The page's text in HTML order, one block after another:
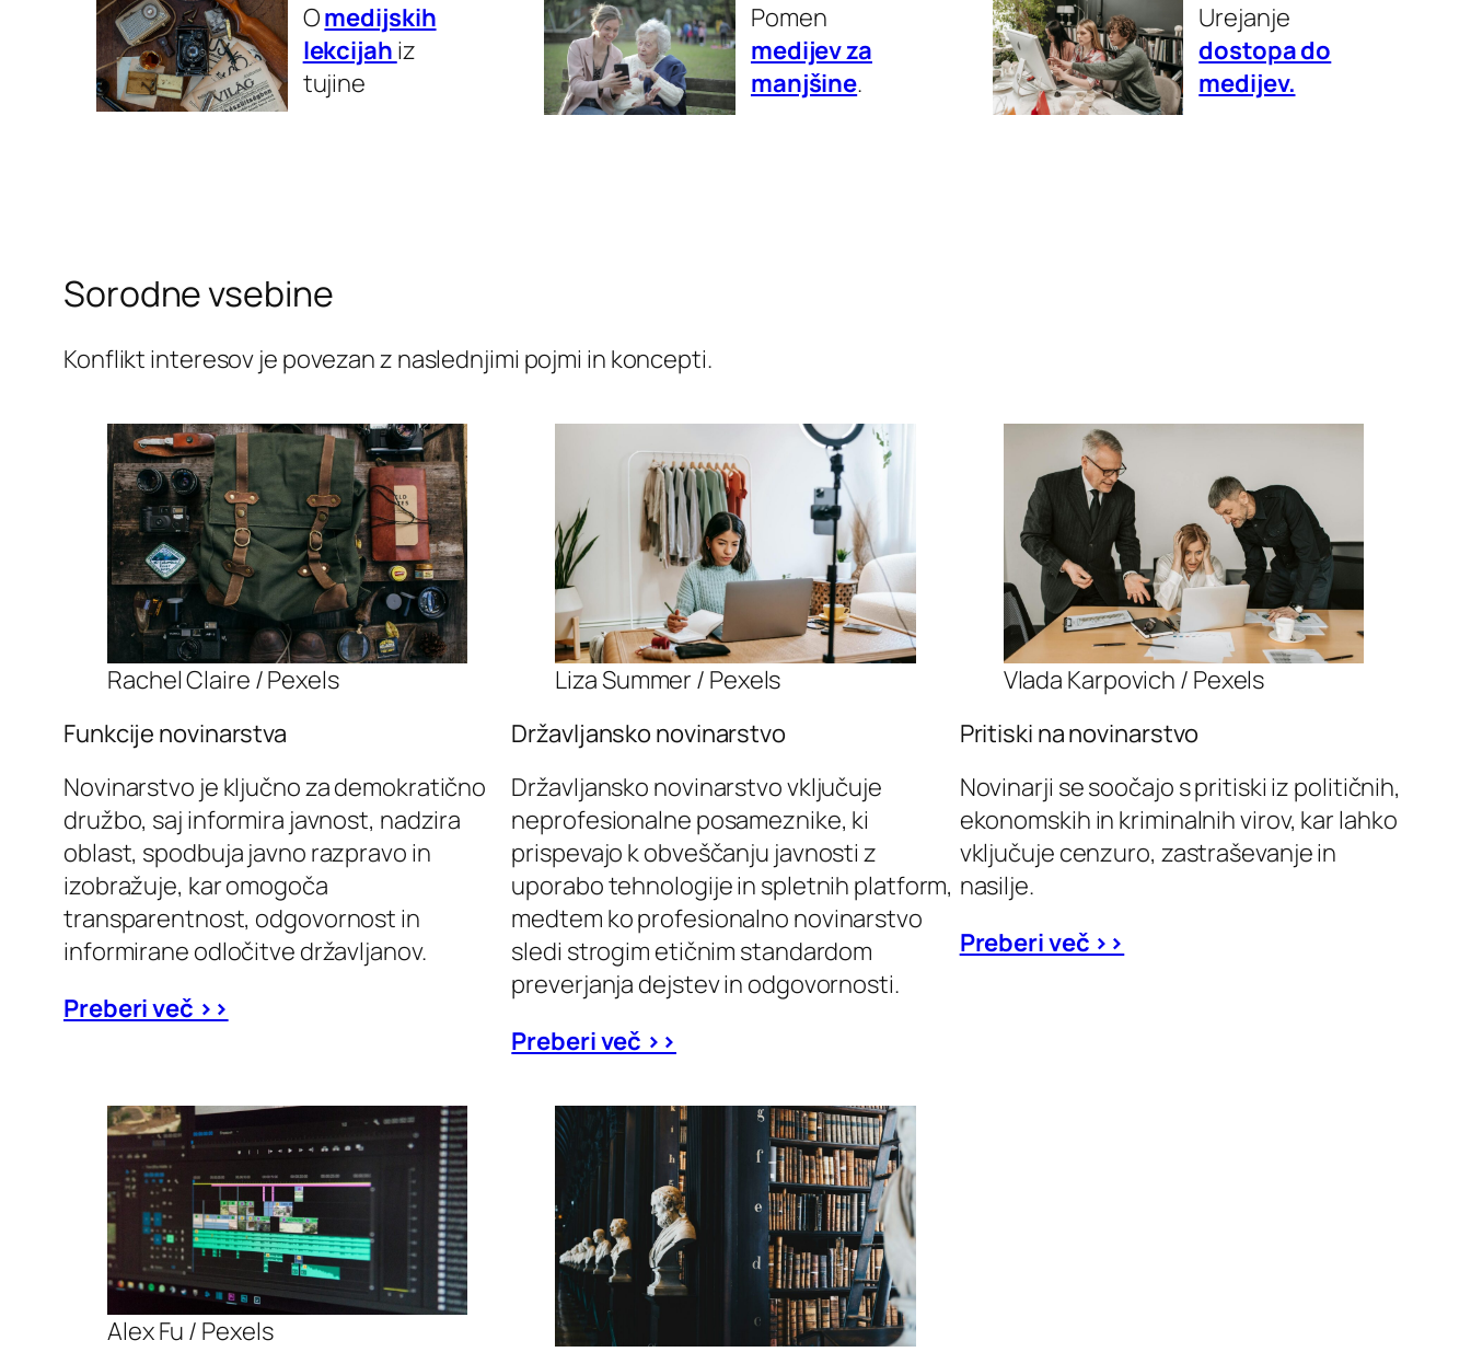
Omedijskih
lekcijah iz
tujine
Pomen
medijev za
manjšine.
Urejanje
dostopa do
medijev.
Sorodne vsebine
Konflikt interesov je povezan z naslednjimi pojmi in koncepti.
Rachel Claire / Pexels
Funkcije novinarstva
Novinarstvo je ključno za demokratično
družbo, saj informira javnost, nadzira
oblast, spodbuja javno razpravo in
izobražuje, kar omogoča
transparentnost, odgovornost in
informirane odločitve državljanov.
Preberi več >>
Liza Summer / Pexels
Državljansko novinarstvo
Državljansko novinarstvo vključuje
neprofesionalne posameznike, ki
prispevajo k obveščanju javnosti z
uporabo tehnologije in spletnih platform,
medtem ko profesionalno novinarstvo
sledi strogim etičnim standardom
preverjanja dejstev in odgovornosti.
Preberi več >>
Vlada Karpovich / Pexels
Pritiski na novinarstvo
Novinarji se soočajo s pritiski iz političnih,
ekonomskih in kriminalnih virov, kar lahko
vključuje cenzuro, zastraševanje in
nasilje.
Preberi več >>
Alex Fu / Pexels